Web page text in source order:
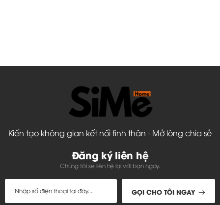
Kiến tạo không gian kết nối tình thân - Mở lòng chia sẻ
Đăng ký liên hệ
Chúng tôi sẽ liên hệ lại với bạn ngay.
GỌI CHO TÔI NGAY